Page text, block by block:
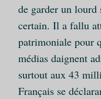
de garder un lourd
certain. Il a fallu
patrimoniale pour
médias daignent
surtout aux 43
Français se